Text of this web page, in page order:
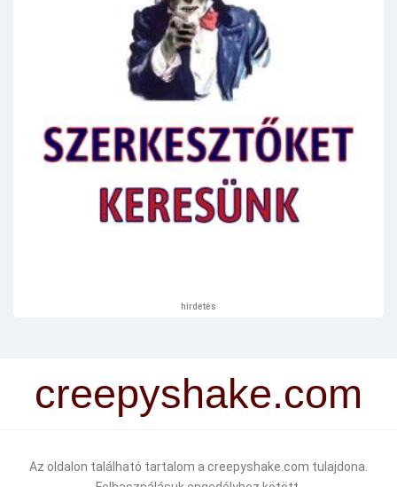
hirdetés
creepyshake.com
Az oldalon található tartalom a creepyshake.com tulajdona.